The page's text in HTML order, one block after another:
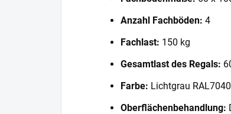
Anzahl Fachböden: 4
Fachlast: 150 kg
Gesamtlast des Regals:
Farbe: Lichtgrau
Oberflächenbehandlung: